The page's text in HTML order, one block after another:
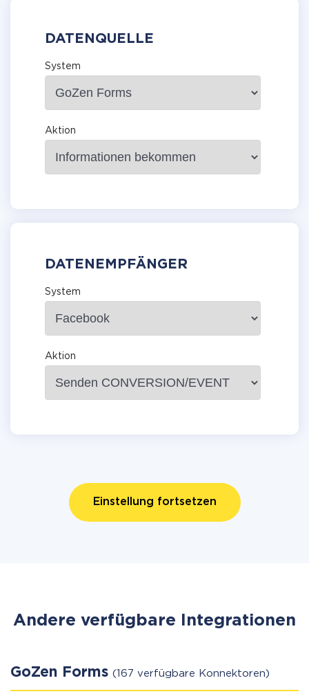
DATENQUELLE
System
Aktion
DATENEMPFÄNGER
System
Aktion
Einstellung fortsetzen
Andere verfügbare Integrationen
GoZen Forms (167 verfügbare Konnektoren)